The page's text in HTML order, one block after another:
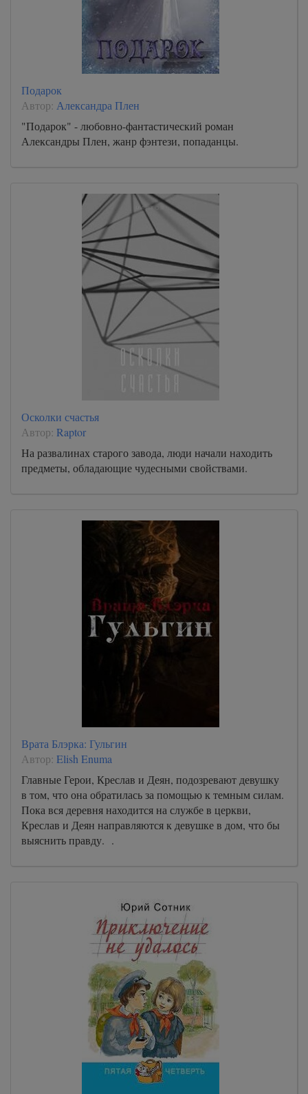
Подарок
Автор: Александра Плен
"Подарок" - любовно-фантастический роман
Александры Плен, жанр фэнтези, попаданцы.
Осколки счастья
Автор: Raptor
На развалинах старого завода, люди начали находить
предметы, обладающие чудесными свойствами.
Врата Блэрка: Гульгин
Автор: Elish Enuma
Главные Герои, Креслав и Деян, подозревают девушку
в том, что она обратилась за помощью к темным силам.
Пока вся деревня находится на службе в церкви,
Креслав и Деян направляются к девушке в дом, что бы
выяснить правду. .